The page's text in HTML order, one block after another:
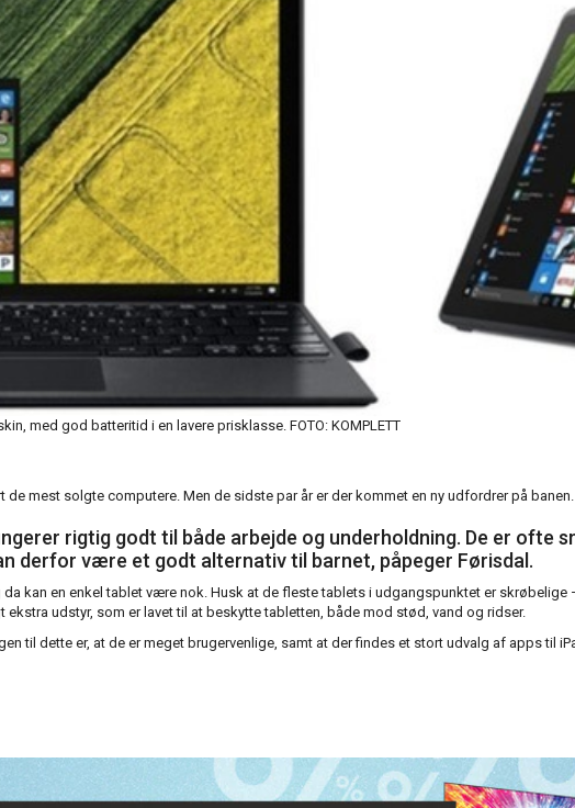
med god batteritid i en lavere prisklasse. FOTO: KOMPLETT
mest solgte computere. Men de sidste par år er der kommet en ny udfordrer på banen.
rigtig godt til både arbejde og underholdning. De er ofte
derfor være et godt alternativ til barnet, påpeger Førisdal.
kan en enkel tablet være nok. Husk at de fleste tablets i udgangspunktet er skrøbelige
udstyr, som er lavet til at beskytte tabletten, både mod stød, vand og ridser.
til dette er, at de er meget brugervenlige, samt at der findes et stort udvalg af apps til